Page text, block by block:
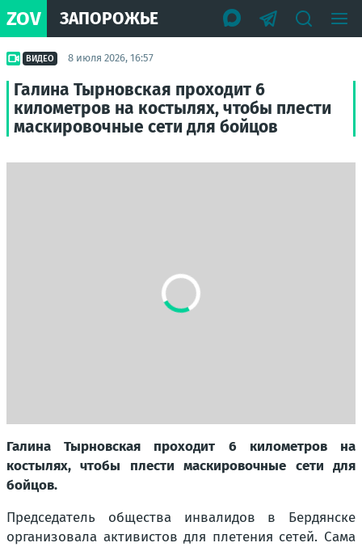
ZOV ЗАПОРОЖЬЕ
ВИДЕО 8 июля 2026, 16:57
Галина Тырновская проходит 6
километров на костылях, чтобы плести
маскировочные сети для бойцов
Галина Тырновская проходит 6 километров на
костылях, чтобы плести маскировочные сети для
бойцов.
Председатель общества инвалидов в Бердянске
организовала активистов для плетения сетей. Сама